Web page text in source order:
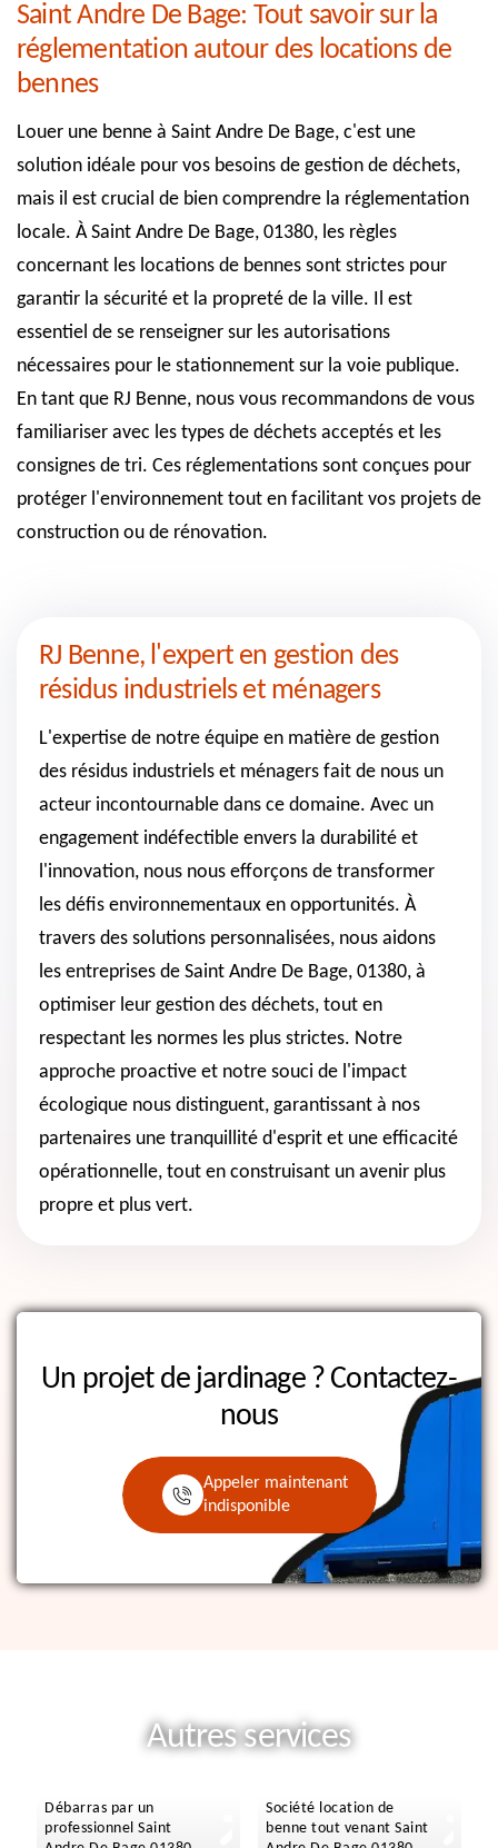
Saint Andre De Bage: Tout savoir sur la
réglementation autour des locations de
bennes
Louer une benne à Saint Andre De Bage, c'est une
solution idéale pour vos besoins de gestion de déchets,
mais il est crucial de bien comprendre la réglementation
locale. À Saint Andre De Bage, 01380, les règles
concernant les locations de bennes sont strictes pour
garantir la sécurité et la propreté de la ville. Il est
essentiel de se renseigner sur les autorisations
nécessaires pour le stationnement sur la voie publique.
En tant que RJ Benne, nous vous recommandons de vous
familiariser avec les types de déchets acceptés et les
consignes de tri. Ces réglementations sont conçues pour
protéger l'environnement tout en facilitant vos projets de
construction ou de rénovation.
RJ Benne, l'expert en gestion des
résidus industriels et ménagers
L'expertise de notre équipe en matière de gestion
des résidus industriels et ménagers fait de nous un
acteur incontournable dans ce domaine. Avec un
engagement indéfectible envers la durabilité et
l'innovation, nous nous efforçons de transformer
les défis environnementaux en opportunités. À
travers des solutions personnalisées, nous aidons
les entreprises de Saint Andre De Bage, 01380, à
optimiser leur gestion des déchets, tout en
respectant les normes les plus strictes. Notre
approche proactive et notre souci de l'impact
écologique nous distinguent, garantissant à nos
partenaires une tranquillité d'esprit et une efficacité
opérationnelle, tout en construisant un avenir plus
propre et plus vert.
Un projet de jardinage ? Contactez-
nous
Appeler maintenant
indisponible
Autres services
Débarras par un
professionnel Saint
Société location de
benne tout venant Saint